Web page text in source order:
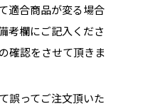
適合商品が変る場合
考欄にご記入くださ
確認をさせて頂きま
誤ってご注文頂いた